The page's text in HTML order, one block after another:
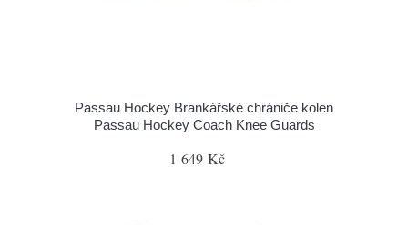
Passau Hockey Brankářské chrániče kolen
Passau Hockey Coach Knee Guards
1 649 Kč